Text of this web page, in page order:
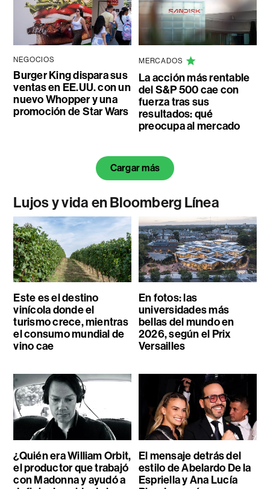
NEGOCIOS
Burger King dispara sus
ventas en EE.UU. con un
nuevo Whopper y una
promoción de Star Wars
MERCADOS
La acción más rentable
del S&P 500 cae con
fuerza tras sus
resultados: qué
preocupa al mercado
Cargar más
Lujos y vida en Bloomberg Línea
Este es el destino
vinícola donde el
turismo crece, mientras
el consumo mundial de
vino cae
En fotos: las
universidades más
bellas del mundo en
2026, según el Prix
Versailles
¿Quién era William Orbit,
el productor que trabajó
con Madonna y ayudó a
El mensaje detrás del
estilo de Abelardo De la
Espriella y Ana Lucía